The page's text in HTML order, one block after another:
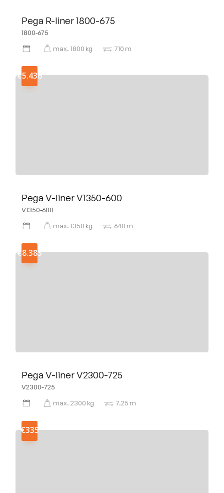
Pega R-liner 1800-675
1800-675
max. 1800 kg 710 m
€5.436
Pega V-liner V1350-600
V1350-600
max. 1350 kg 640 m
€8.383
Pega V-liner V2300-725
V2300-725
max. 2300 kg 7.25 m
€335